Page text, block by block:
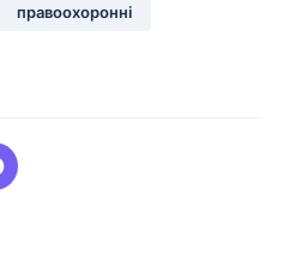
правоохоронні